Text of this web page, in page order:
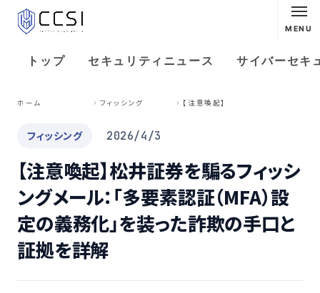
MENU
トップ セキュリティニュース サイバーセキ
ホーム フィッシング
フィッシング 2026/4/3
【注意喚起】松井証券を騙るフィッシ
ングメール：「多要素認証（MFA）設
定の義務化」を装った詐欺の手口と
証拠を詳解